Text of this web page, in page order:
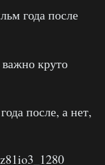
года после
круто
после, а нет,